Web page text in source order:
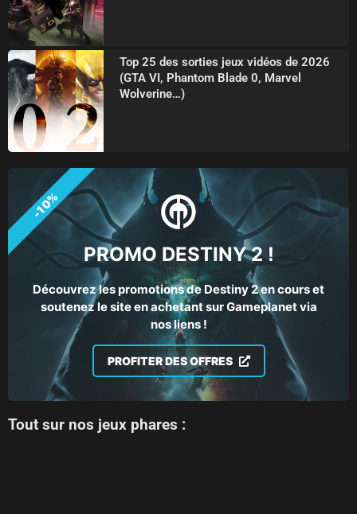
Top 25 des sorties jeux vidéos de 2026
(GTA VI, Phantom Blade 0, Marvel
Wolverine…)
PROMO DESTINY 2 !
Découvrez les promotions de Destiny 2 en cours et
soutenez le site en achetant sur Gameplanet via
nos liens !
PROFITER DES OFFRES
-10%
Tout sur nos jeux phares :